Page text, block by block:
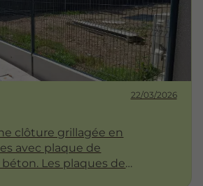
de jardins, des choix de
naturels, en passant
22/03/2026
clôture grillagée en
avec plaque de
Les plaques de